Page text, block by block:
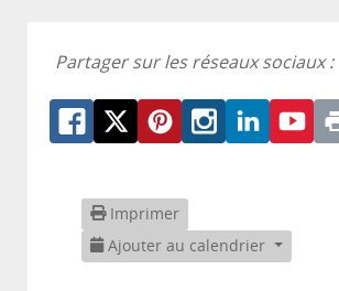
Partager sur les réseaux sociaux :
Imprimer
Ajouter au calendrier